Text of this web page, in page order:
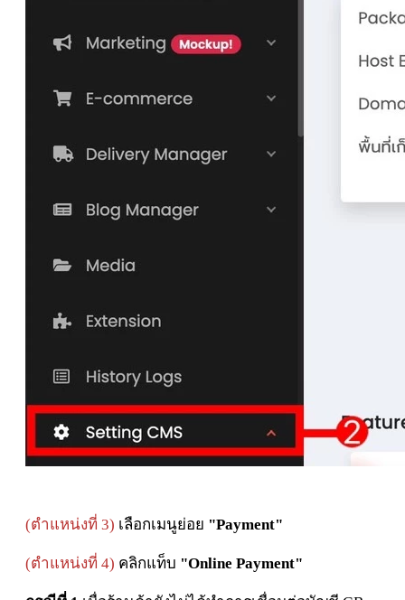
(ตำแหน่งที่ 3) เลือกเมนูย่อย "Payment"
(ตำแหน่งที่ 4) คลิกแท็บ "Online Payment"